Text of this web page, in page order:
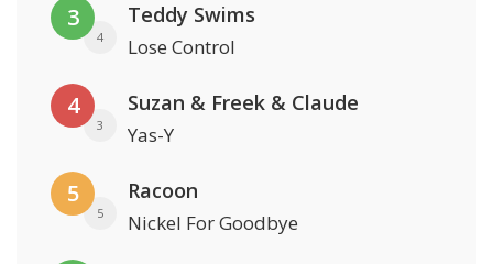
3
4
Teddy Swims
Lose Control
4
3
Suzan & Freek & Claude
Yas-Y
5
5
Racoon
Nickel For Goodbye